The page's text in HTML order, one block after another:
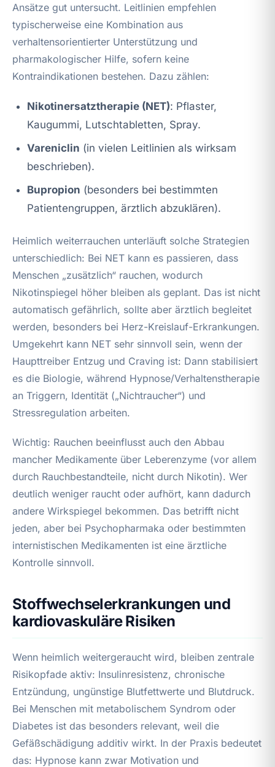
Ansätze gut untersucht. Leitlinien empfehlen
typischerweise eine Kombination aus
verhaltensorientierter Unterstützung und
pharmakologischer Hilfe, sofern keine
Kontraindikationen bestehen. Dazu zählen:
Nikotinersatztherapie (NET): Pflaster,
Kaugummi, Lutschtabletten, Spray.
Vareniclin (in vielen Leitlinien als wirksam
beschrieben).
Bupropion (besonders bei bestimmten
Patientengruppen, ärztlich abzuklären).
Heimlich weiterrauchen unterläuft solche Strategien
unterschiedlich: Bei NET kann es passieren, dass
Menschen „zusätzlich“ rauchen, wodurch
Nikotinspiegel höher bleiben als geplant. Das ist nicht
automatisch gefährlich, sollte aber ärztlich begleitet
werden, besonders bei Herz-Kreislauf-Erkrankungen.
Umgekehrt kann NET sehr sinnvoll sein, wenn der
Haupttreiber Entzug und Craving ist: Dann stabilisiert
es die Biologie, während Hypnose/Verhaltenstherapie
an Triggern, Identität („Nichtraucher“) und
Stressregulation arbeiten.
Wichtig: Rauchen beeinflusst auch den Abbau
mancher Medikamente über Leberenzyme (vor allem
durch Rauchbestandteile, nicht durch Nikotin). Wer
deutlich weniger raucht oder aufhört, kann dadurch
andere Wirkspiegel bekommen. Das betrifft nicht
jeden, aber bei Psychopharmaka oder bestimmten
internistischen Medikamenten ist eine ärztliche
Kontrolle sinnvoll.
Stoffwechselerkrankungen und
kardiovaskuläre Risiken
Wenn heimlich weitergeraucht wird, bleiben zentrale
Risikopfade aktiv: Insulinresistenz, chronische
Entzündung, ungünstige Blutfettwerte und Blutdruck.
Bei Menschen mit metabolischem Syndrom oder
Diabetes ist das besonders relevant, weil die
Gefäßschädigung additiv wirkt. In der Praxis bedeutet
das: Hypnose kann zwar Motivation und